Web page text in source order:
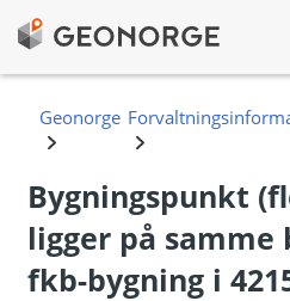
Bygningspunkt
ligger på samme
fkb-bygning i